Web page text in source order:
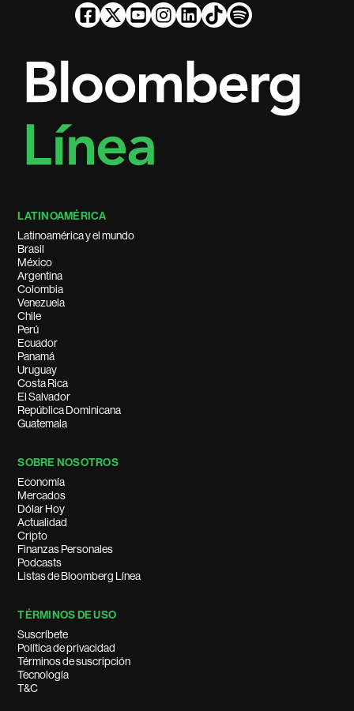
LATINOAMÉRICA
Latinoamérica y el mundo
Brasil
México
Argentina
Colombia
Venezuela
Chile
Perú
Ecuador
Panamá
Uruguay
Costa Rica
El Salvador
República Dominicana
Guatemala
SOBRE NOSOTROS
Economía
Mercados
Dólar Hoy
Actualidad
Cripto
Finanzas Personales
Podcasts
Listas de Bloomberg Línea
TÉRMINOS DE USO
Suscríbete
Política de privacidad
Términos de suscripción
Tecnología
T&C